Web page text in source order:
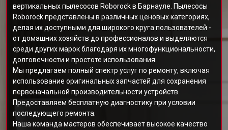
вертикальных пылесосов Roborock в Барнауле. Пылесосы
Roborock представлены в различных ценовых категориях,
делая их доступными для широкого круга пользователей -
от домашних хозяйств до профессионалов и выделяются
среди других марок благодаря их многофункциональности,
долговечности и простоте использования.
Мы предлагаем полный спектр услуг по ремонту, включая
использование оригинальных запчастей для сохранения
первоначальной производительности устройств.
Предоставляем бесплатную диагностику при условии
последующего ремонта.
Наша команда мастеров обеспечивает высокое качество